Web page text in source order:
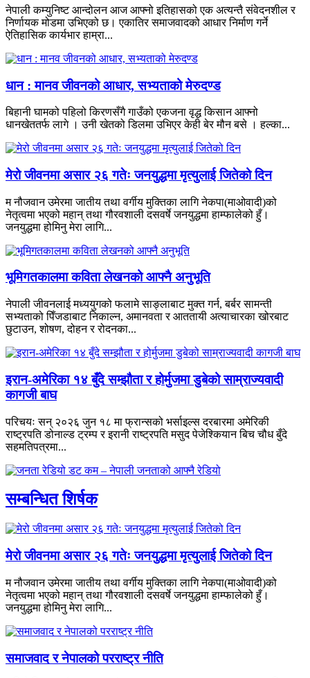
नेपाली कम्युनिष्ट आन्दोलन आज आफ्नो इतिहासको एक अत्यन्तै संवेदनशील र
निर्णायक मोडमा उभिएको छ। एकातिर समाजवादको आधार निर्माण गर्ने
ऐतिहासिक कार्यभार हाम्रा...
धान : मानव जीवनको आधार, सभ्यताको मेरुदण्ड
बिहानी घामको पहिलो किरणसँगै गाउँको एकजना वृद्ध किसान आफ्नो
धानखेततर्फ लागे । उनी खेतको डिलमा उभिएर केही बेर मौन बसे । हल्का...
मेरो जीवनमा असार २६ गतेः जनयुद्धमा मृत्युलाई जितेको दिन
म नौजवान उमेरमा जातीय तथा वर्गीय मुक्तिका लागि नेकपा(माओवादी)को
नेतृत्वमा भएको महान् तथा गौरवशाली दसवर्षे जनयुद्धमा हाम्फालेको हुँ।
जनयुद्धमा होमिनु मेरा लागि...
भूमिगतकालमा कविता लेखनको आफ्नै अनुभूति
नेपाली जीवनलाई मध्ययुगको फलामे साङ्लाबाट मुक्त गर्न, बर्बर सामन्ती
सभ्यताको पिँजडाबाट निकाल्न, अमानवता र आततायी अत्याचारका खोरबाट
छुटाउन, शोषण, दोहन र रोदनका...
इरान-अमेरिका १४ बुँदे सम्झौता र होर्मुजमा डुबेको साम्राज्यवादी
कागजी बाघ
परिचयः सन् २०२६ जुन १८ मा फ्रान्सको भर्साइल्स दरबारमा अमेरिकी
राष्ट्रपति डोनाल्ड ट्रम्प र इरानी राष्ट्रपति मसुद पेजेश्कियान बिच चौध बुँदे
सहमतिपत्रमा...
सम्बन्धित शिर्षक
मेरो जीवनमा असार २६ गतेः जनयुद्धमा मृत्युलाई जितेको दिन
म नौजवान उमेरमा जातीय तथा वर्गीय मुक्तिका लागि नेकपा(माओवादी)को
नेतृत्वमा भएको महान् तथा गौरवशाली दसवर्षे जनयुद्धमा हाम्फालेको हुँ।
जनयुद्धमा होमिनु मेरा लागि...
समाजवाद र नेपालको परराष्ट्र नीति